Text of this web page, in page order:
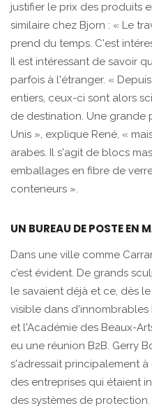
justifier le prix des produits
similaire chez Bjorn : « Le
prend du temps. C'est
Il est intéressant de savoir
parfois à l'étranger. «
entiers, ceux-ci sont alors
de destination. Une grande
Unis », explique René, «
arabes. Il s'agit de blocs
emballages en fibre de
conteneurs ».
UN BUREAU DE POSTE EN
Dans une ville comme
c’est évident. De grands
le savaient déjà et ce, dès
visible dans
et l'Académie des Beaux-
eu une réunion B2B. Gerry
s'adressait principalement
des entreprises qui étaient
des systèmes de